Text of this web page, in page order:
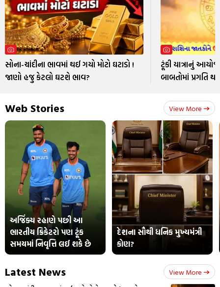
સોના-ચાંદીના ભાવમાં થઈ ગયો મોટો ઘટાડો !
જાણો હજુ કેટલો ઘટશે ભાવ?
ટૂંકી યાત્રાનું
બાબતોમાં પ્રગતિ
Web Stories View More
અજિંક્ય રહાણે પછી આ
ભારતીય ક્રિકેટરો પણ ટૂંક
સમયમાં નિવૃત્તિ લઈ શકે છે
દેશના સૌથી ધનિક મુખ્યમંત્રી
કોણ?
Latest News View More